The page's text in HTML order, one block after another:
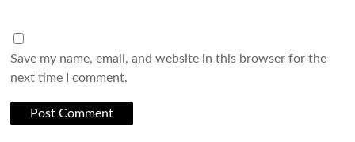
Save my name, email, and website in this browser for the
next time I comment.